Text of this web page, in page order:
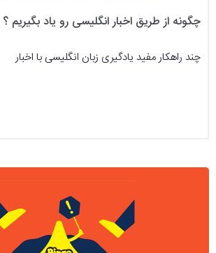
چگونه از طریق اخبار انگلیسی رو یاد بگیریم ؟
چند راهکار مفید یادگیری زبان انگلیسی با اخبار